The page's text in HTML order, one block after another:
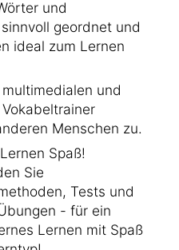
und
geordnet und
ideal zum Lernen
und
Menschen zu.
Spaß!
Sie
Tests und
- für ein
Lernen mit Spaß